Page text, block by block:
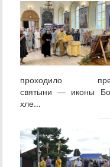
проходило
святыни — иконы
хле...